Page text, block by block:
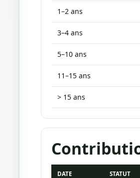
1–2 ans
3–4 ans
5–10 ans
11–15 ans
> 15 ans
DATE STATUT